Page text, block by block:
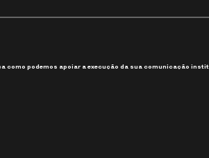
como podemos apoiar a execução da sua comunicação